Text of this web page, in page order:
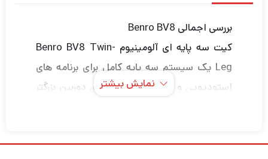
بررسی اجمالی Benro BV8
کیت سه پایه ای آلومینیوم Benro BV8 Twin-
Leg یک سیستم سه پایه کامل برای برنامه های
استودیویی و دستیابی به سکوهای دوربین بزرگتر
آلومینیومی جفت می کند. هد BV8 دارای یک
نمایش بیشتر